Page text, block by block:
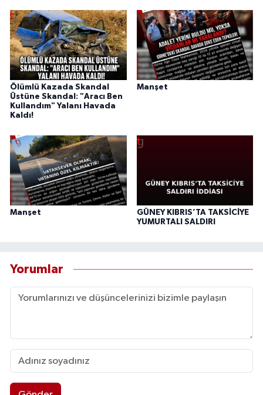
Ölümlü Kazada Skandal
Üstüne Skandal: "Aracı Ben
Kullandım" Yalanı Havada
Kaldı!
Manşet
Manşet
GÜNEY KIBRIS’TA TAKSİCİYE
YUMURTALI SALDIRI
Yorumlar